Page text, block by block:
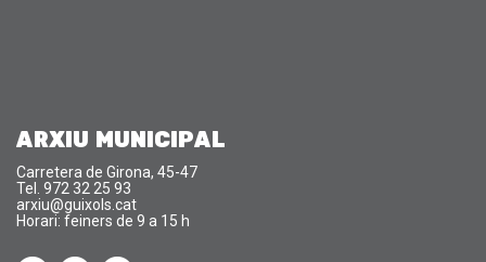
ARXIU MUNICIPAL
Carretera de Girona, 45-47
Tel. 972 32 25 93
arxiu@guixols.cat
Horari: feiners de 9 a 15 h